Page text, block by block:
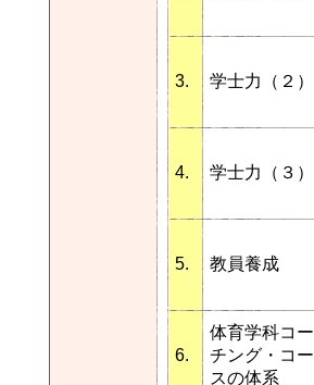
3. 学士力（２）
4. 学士力（３）
5. 教員養成
6.
体育学科コー
チング・コー
スの体系